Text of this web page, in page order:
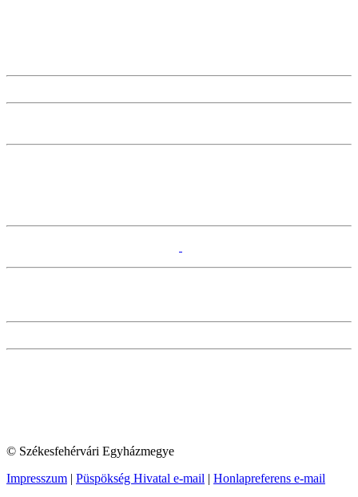
© Székesfehérvári Egyházmegye
Impresszum | Püspökség Hivatal e-mail | Honlapreferens e-mail